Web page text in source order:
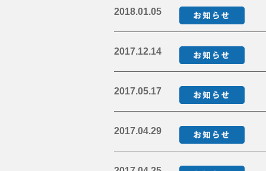
2018.01.05
2017.12.14
2017.05.17
2017.04.29